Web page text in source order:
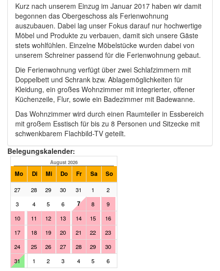
Kurz nach unserem Einzug im Januar 2017 haben wir damit
begonnen das Obergeschoss als Ferienwohnung
auszubauen. Dabei lag unser Fokus darauf nur hochwertige
Möbel und Produkte zu verbauen, damit sich unsere Gäste
stets wohlfühlen. Einzelne Möbelstücke wurden dabei von
unserem Schreiner passend für die Ferienwohnung gebaut.
Die Ferienwohnung verfügt über zwei Schlafzimmern mit
Doppelbett und Schrank bzw. Ablagemöglichkeiten für
Kleidung, ein großes Wohnzimmer mit integrierter, offener
Küchenzeile, Flur, sowie ein Badezimmer mit Badewanne.
Das Wohnzimmer wird durch einen Raumteiler in Essbereich
mit großem Esstisch für bis zu 8 Personen und Sitzecke mit
schwenkbarem Flachbild-TV geteilt.
Belegungskalender:
August 2026
Mo Di Mi Do Fr Sa So
27 28 29 30 31 1
2
3
4 5 6 7 8
9
10
11 12 13 14 15
16
17
18 19 20 21 22
23
24
25 26 27 28 29
30
31
1 2 3 4 5 6